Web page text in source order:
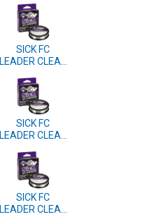
SICK FC
LEADER CLEAR
(1558791)
SICK FC
LEADER CLEAR
(1558786)
SICK FC
LEADER CLEAR